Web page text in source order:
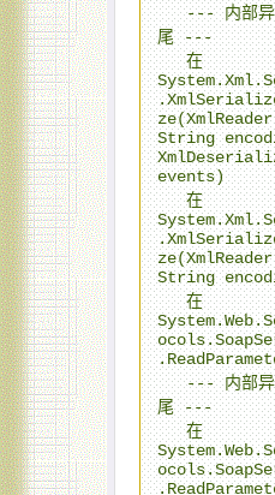
   --- 内部异常堆栈跟踪的结
尾 ---
   在
String
events)
   在
String
   在
   --- 内部异常堆栈跟踪的结
尾 ---
   在